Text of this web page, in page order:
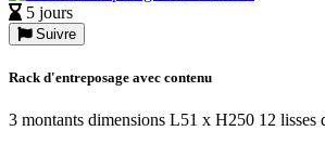
5 jours
Suivre
Rack d'entreposage avec contenu
3 montants dimensions L51 x H250 12 lisses